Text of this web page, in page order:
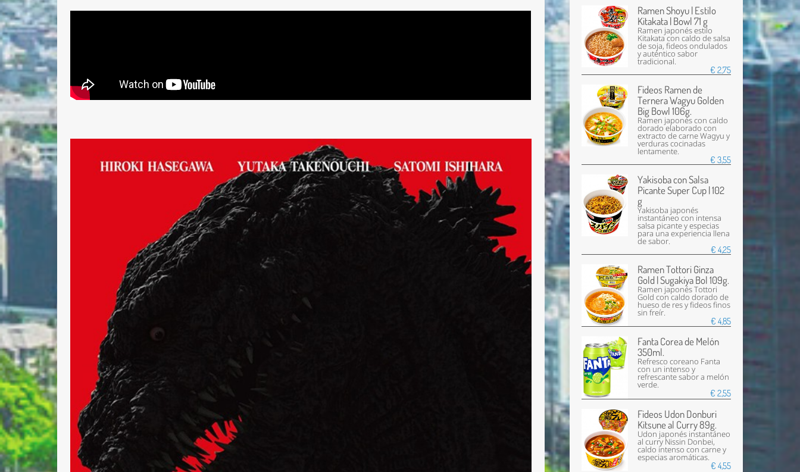
Ramen Shoyu | Estilo
Kitakata | Bowl 71 g
Ramen japonés estilo
Kitakata con caldo de salsa
de soja, fideos ondulados
y auténtico sabor
tradicional.
€ 2,75
Fideos Ramen de
Ternera Wagyu Golden
Big Bowl 106g.
Ramen japonés con caldo
dorado elaborado con
extracto de carne Wagyu y
verduras cocinadas
lentamente.
€ 3,55
Yakisoba con Salsa
Picante Super Cup | 102
g
Yakisoba japonés
instantáneo con intensa
salsa picante y especias
para una experiencia llena
de sabor.
€ 4,25
Ramen Tottori Ginza
Gold | Sugakiya Bol 109g.
Ramen japonés Tottori
Gold con caldo dorado de
hueso de res y fideos finos
sin freír.
€ 4,85
Fanta Corea de Melón
350ml.
Refresco coreano Fanta
con un intenso y
refrescante sabor a melón
verde.
€ 2,55
Fideos Udon Donburi
Kitsune al Curry 89g.
Udon japonés instantáneo
al curry Nissin Donbei,
caldo intenso con carne y
especias aromáticas.
€ 4,55
Email *